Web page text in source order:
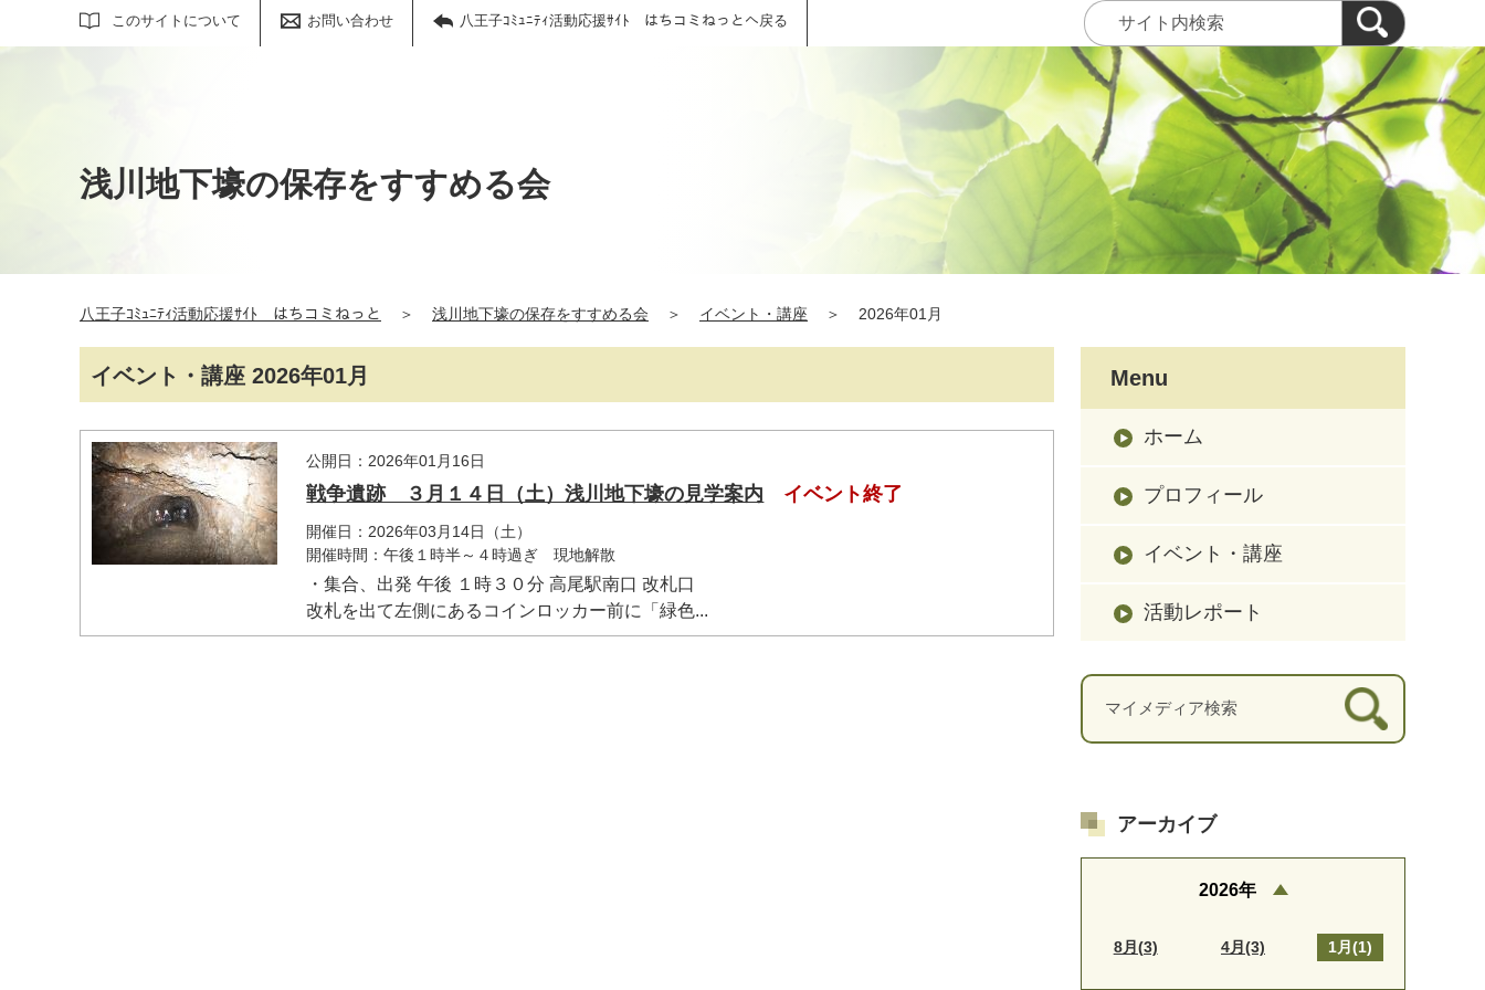
このサイトについて お問い合わせ 八王子ｺﾐｭﾆﾃｨ活動応援ｻｲﾄ はちコミねっとへ戻る
サイト内検索
浅川地下壕の保存をすすめる会
八王子ｺﾐｭﾆﾃｨ活動応援ｻｲﾄ はちコミねっと ＞ 浅川地下壕の保存をすすめる会 ＞ イベント・講座 ＞ 2026年01月
イベント・講座 2026年01月
公開日：2026年01月16日
戦争遺跡 ３月１４日（土）浅川地下壕の見学案内 イベント終了
開催日：2026年03月14日（土）
開催時間：午後１時半～４時過ぎ 現地解散
・集合、出発 午後 １時３０分 高尾駅南口 改札口
改札を出て左側にあるコインロッカー前に「緑色...
Menu
ホーム
プロフィール
イベント・講座
活動レポート
アーカイブ
2026年
8月(3) 4月(3) 1月(1)